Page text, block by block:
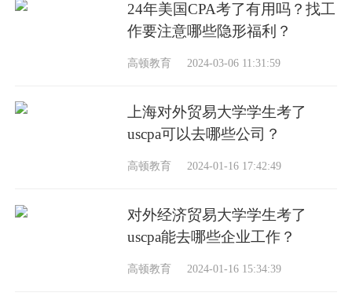
24年美国CPA考了有用吗？找工
作要注意哪些隐形福利？
高顿教育 2024-03-06 11:31:59
上海对外贸易大学学生考了
uscpa可以去哪些公司？
高顿教育 2024-01-16 17:42:49
对外经济贸易大学学生考了
uscpa能去哪些企业工作？
高顿教育 2024-01-16 15:34:39